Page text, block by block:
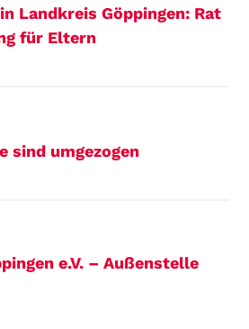
Landkreis Göppingen: Rat
für Eltern
sind umgezogen
e.V. – Außenstelle